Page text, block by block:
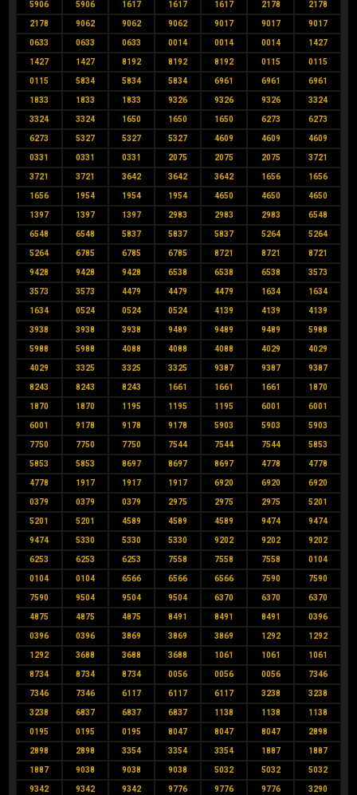
5906 5906 1617 1617 1617 2178 2178
2178 9062 9062 9062 9017 9017 9017
0633 0633 0633 0014 0014 0014 1427
1427 1427 8192 8192 8192 0115 0115
0115 5834 5834 5834 6961 6961 6961
1833 1833 1833 9326 9326 9326 3324
3324 3324 1650 1650 1650 6273 6273
6273 5327 5327 5327 4609 4609 4609
0331 0331 0331 2075 2075 2075 3721
3721 3721 3642 3642 3642 1656 1656
1656 1954 1954 1954 4650 4650 4650
1397 1397 1397 2983 2983 2983 6548
6548 6548 5837 5837 5837 5264 5264
5264 6785 6785 6785 8721 8721 8721
9428 9428 9428 6538 6538 6538 3573
3573 3573 4479 4479 4479 1634 1634
1634 0524 0524 0524 4139 4139 4139
3938 3938 3938 9489 9489 9489 5988
5988 5988 4088 4088 4088 4029 4029
4029 3325 3325 3325 9387 9387 9387
8243 8243 8243 1661 1661 1661 1870
1870 1870 1195 1195 1195 6001 6001
6001 9178 9178 9178 5903 5903 5903
7750 7750 7750 7544 7544 7544 5853
5853 5853 8697 8697 8697 4778 4778
4778 1917 1917 1917 6920 6920 6920
0379 0379 0379 2975 2975 2975 5201
5201 5201 4589 4589 4589 9474 9474
9474 5330 5330 5330 9202 9202 9202
6253 6253 6253 7558 7558 7558 0104
0104 0104 6566 6566 6566 7590 7590
7590 9504 9504 9504 6370 6370 6370
4875 4875 4875 8491 8491 8491 0396
0396 0396 3869 3869 3869 1292 1292
1292 3688 3688 3688 1061 1061 1061
8734 8734 8734 0056 0056 0056 7346
7346 7346 6117 6117 6117 3238 3238
3238 6837 6837 6837 1138 1138 1138
0195 0195 0195 8047 8047 8047 2898
2898 2898 3354 3354 3354 1887 1887
1887 9038 9038 9038 5032 5032 5032
9342 9342 9342 9776 9776 9776 3290